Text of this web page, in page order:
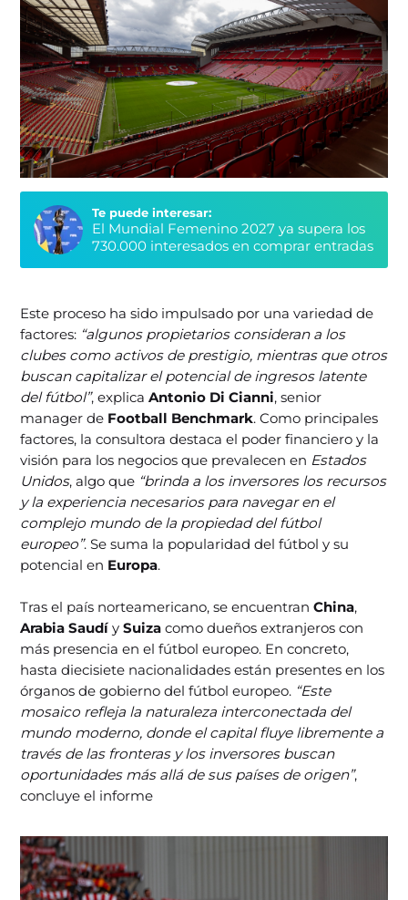
Te puede interesar:
El Mundial Femenino 2027 ya supera los
730.000 interesados en comprar entradas
Este proceso ha sido impulsado por una variedad de
factores: “algunos propietarios consideran a los
clubes como activos de prestigio, mientras que otros
buscan capitalizar el potencial de ingresos latente
del fútbol”, explicaAntonio Di Cianni, senior
manager de Football Benchmark. Como principales
factores, la consultora destaca el poder financiero y la
visión para los negocios que prevalecen en Estados
Unidos, algo que “brinda a los inversores los recursos
y la experiencia necesarios para navegar en el
complejo mundo de la propiedad del fútbol
europeo”. Se suma la popularidad del fútbol y su
potencial en Europa.
Tras el país norteamericano, se encuentranChina,
Arabia Saudí ySuizacomo dueños extranjeros con
más presencia en el fútbol europeo. En concreto,
hasta diecisiete nacionalidades están presentes en los
órganos de gobierno del fútbol europeo. “Este
mosaico refleja la naturaleza interconectada del
mundo moderno, donde el capital fluye libremente a
través de las fronteras y los inversores buscan
oportunidades más allá de sus países de origen”,
concluye el informe